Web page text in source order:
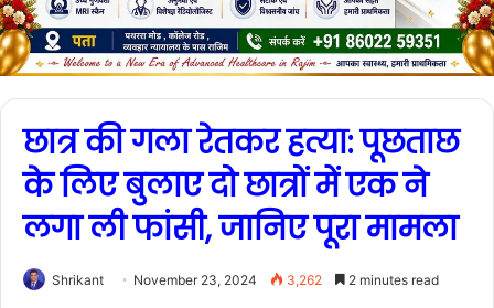
छात्र की गला रेतकर हत्या: पूछताछ
के लिए बुलाए दो छात्रों में एक ने
लगा ली फांसी, जानिए पूरा मामला
Shrikant November 23, 2024 3,262 2 minutes read